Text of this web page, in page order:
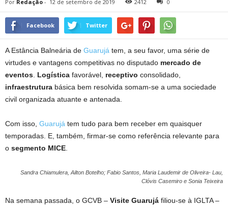
Por Redação - 12 de setembro de 2019 2412 0
Facebook Twitter
A Estância Balneária de Guarujá tem, a seu favor, uma série de
virtudes e vantagens competitivas no disputado mercado de
eventos Logística favorável, receptivo consolidado,
infraestrutura básica bem resolvida somam-se a uma sociedade
civil organizada atuante e antenada.
Com isso, Guarujá tem tudo para bem receber em quaisquer
temporadas. E, também, firmar-se como referência relevante para
o segmento MICE
Sandra Chiamulera, Ailton Botelho; Fabio Santos, Maria Laudemir de Oliveira- Lau,
Clóvis Casemiro e Sonia Teixeira
Na semana passada, o GCVB – Visite Guarujá filiou-se à IGLTA –